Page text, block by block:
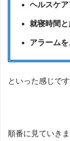
ヘルスケ
就寝時間と
アラーム
といった感じです
順番に見ていきま